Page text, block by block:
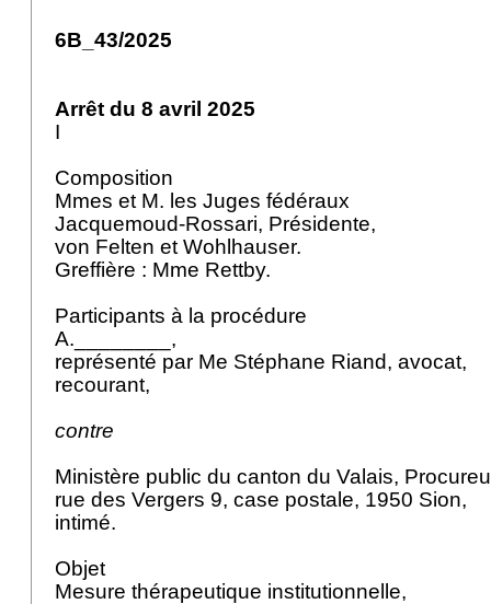
6B_43/2025
Arrêt du 8 avril 2025
I
Composition
Mmes et M. les Juges fédéraux
Jacquemoud-Rossari, Présidente,
von Felten et Wohlhauser.
Greffière : Mme Rettby.
Participants à la procédure
A.________,
représenté par Me Stéphane Riand, avocat,
recourant,
contre
Ministère public du canton du Valais,
rue des Vergers 9, case postale, 1950 Sion,
intimé.
Objet
Mesure thérapeutique institutionnelle,